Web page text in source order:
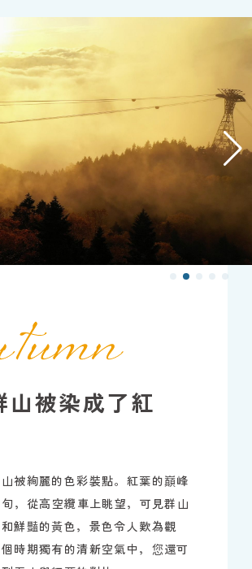
山被染成了紅
被絢麗的色彩裝點。紅葉的巔峰
，從高空纜車上眺望，可見群山
鮮豔的黃色，景色令人歎為觀
時期獨有的清新空氣中，您還可